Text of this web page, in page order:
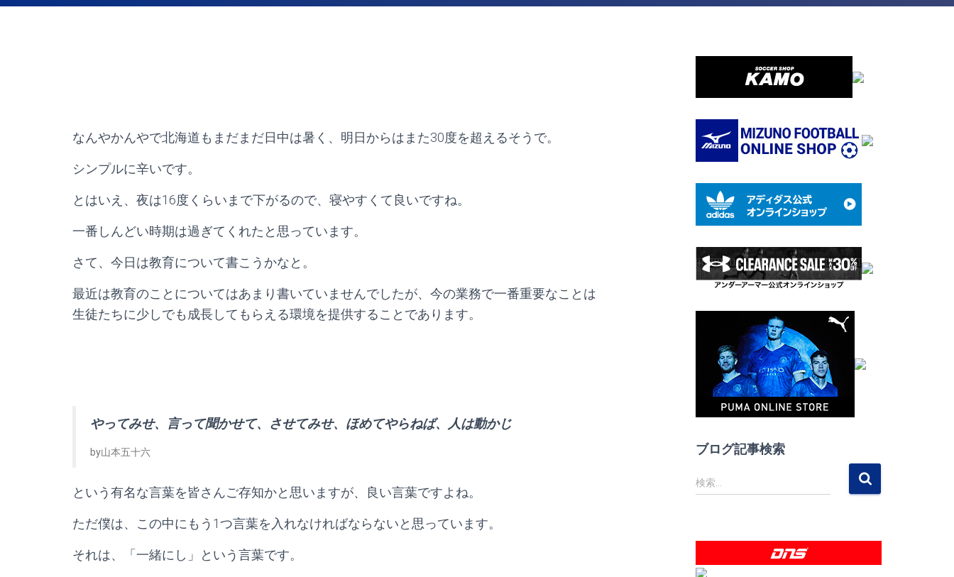
なんやかんやで北海道もまだまだ日中は暑く、明日からはまた30度を超えるそうで。
シンプルに辛いです。
とはいえ、夜は16度くらいまで下がるので、寝やすくて良いですね。
一番しんどい時期は過ぎてくれたと思っています。
さて、今日は教育について書こうかなと。
最近は教育のことについてはあまり書いていませんでしたが、今の業務で一番重要なことは
生徒たちに少しでも成長してもらえる環境を提供することであります。
やってみせ、言って聞かせて、させてみせ、ほめてやらねば、人は動かじ
by山本五十六
という有名な言葉を皆さんご存知かと思いますが、良い言葉ですよね。
ただ僕は、この中にもう1つ言葉を入れなければならないと思っています。
それは、「一緒にし」という言葉です。
ブログ記事検索
検
索
検索…